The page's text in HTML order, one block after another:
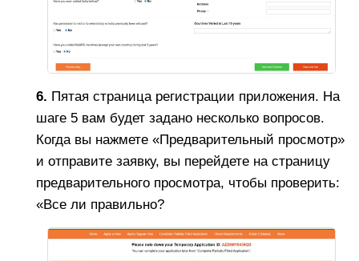
6. Пятая страница регистрации приложения. На
шаге 5 вам будет задано несколько вопросов.
Когда вы нажмете «Предварительный просмотр»
и отправите заявку, вы перейдете на страницу
предварительного просмотра, чтобы проверить:
«Все ли правильно?